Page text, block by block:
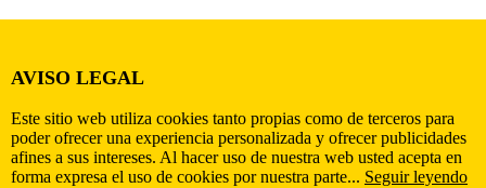
AVISO LEGAL
Este sitio web utiliza cookies tanto propias como de terceros para
poder ofrecer una experiencia personalizada y ofrecer publicidades
afines a sus intereses. Al hacer uso de nuestra web usted acepta en
forma expresa el uso de cookies por nuestra parte... Seguir leyendo